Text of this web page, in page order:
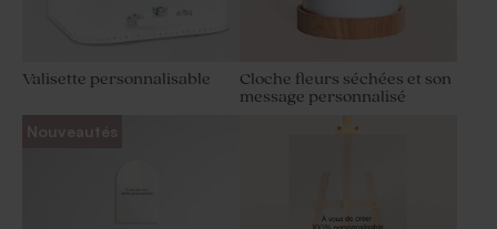
Valisette personnalisable
Cloche fleurs séchées et son
message personnalisé
Nouveautés